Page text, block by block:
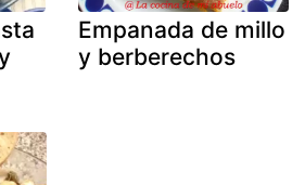
Empanada de millo
y berberechos